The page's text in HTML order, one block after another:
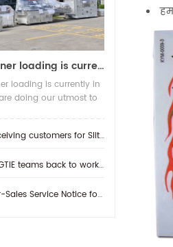
A new container loading is currently in progress.
loading is currently in
doing our utmost to
possible time.
customers for Slitting machine with differential Slip Shaft
teams back to work at Feb.25th.
Service Notice for Turkey Region